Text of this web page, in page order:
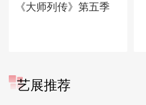
《大师列传》第五季
艺展推荐